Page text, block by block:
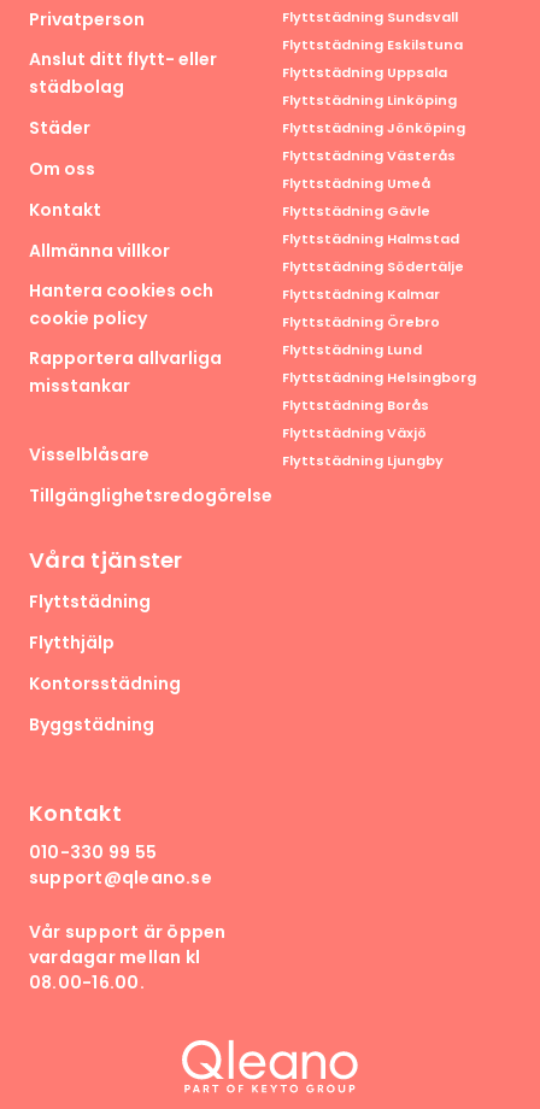
Privatperson
Anslut ditt flytt- eller
städbolag
Städer
Om oss
Kontakt
Allmänna villkor
Hantera cookies och
cookie policy
Rapportera allvarliga
misstankar
Visselblåsare
Tillgänglighetsredogörelse
Våra tjänster
Flyttstädning
Flytthjälp
Kontorsstädning
Byggstädning
Flyttstädning Sundsvall
Flyttstädning Eskilstuna
Flyttstädning Uppsala
Flyttstädning Linköping
Flyttstädning Jönköping
Flyttstädning Västerås
Flyttstädning Umeå
Flyttstädning Gävle
Flyttstädning Halmstad
Flyttstädning Södertälje
Flyttstädning Kalmar
Flyttstädning Örebro
Flyttstädning Lund
Flyttstädning Helsingborg
Flyttstädning Borås
Flyttstädning Växjö
Flyttstädning Ljungby
Kontakt
010-330 99 55
support@qleano.se
Vår support är öppen
vardagar mellan kl
08.00-16.00.